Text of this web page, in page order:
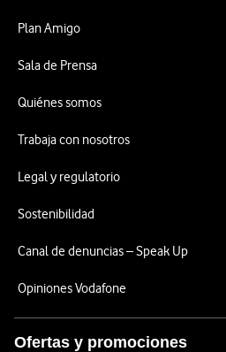
Plan Amigo
Sala de Prensa
Quiénes somos
Trabaja con nosotros
Legal y regulatorio
Sostenibilidad
Canal de denuncias – Speak Up
Opiniones Vodafone
Ofertas y promociones